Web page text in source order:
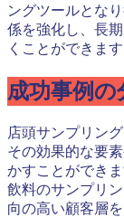
ングツールとな
係を強化し、長
くことができます
成功事例の
店頭サンプリン
その効果的な要
かすことができ
飲料のサンプリ
向の高い顧客層